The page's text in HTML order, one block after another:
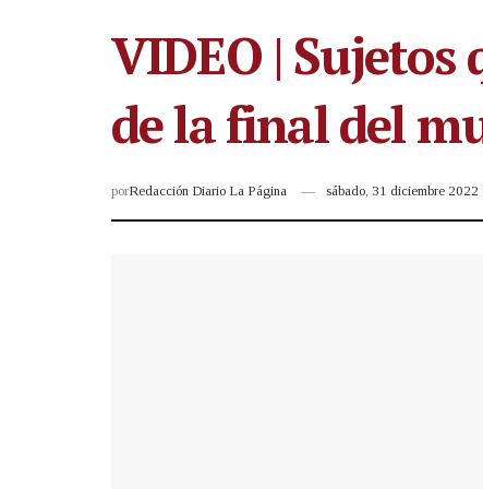
VIDEO | Sujetos
de la final del
porRedacción Diario La Página sábado, 31 diciembre